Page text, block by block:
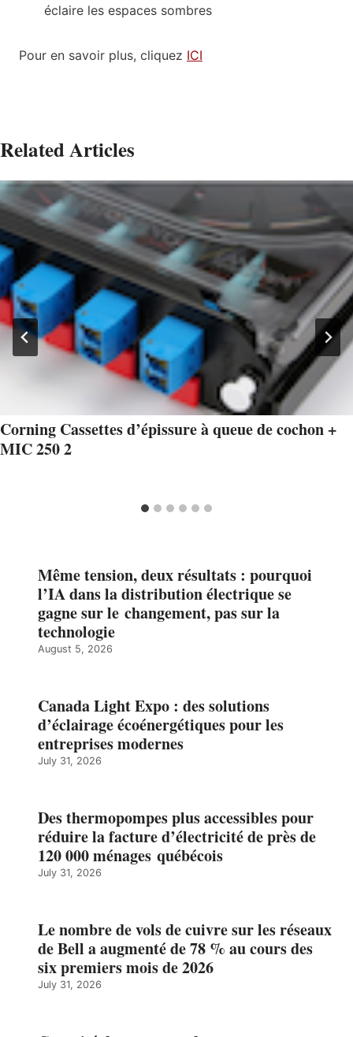
éclaire les espaces sombres
Pour en savoir plus, cliquez ICI
Related Articles
Corning Cassettes d’épissure à queue de cochon +
MIC 250 2
Même tension, deux résultats : pourquoi
l’IA dans la distribution électrique se
gagne sur le changement, pas sur la
technologie
August 5, 2026
Canada Light Expo : des solutions
d’éclairage écoénergétiques pour les
entreprises modernes
July 31, 2026
Des thermopompes plus accessibles pour
réduire la facture d’électricité de près de
120 000 ménages québécois
July 31, 2026
Le nombre de vols de cuivre sur les réseaux
de Bell a augmenté de 78 % au cours des
six premiers mois de 2026
July 31, 2026